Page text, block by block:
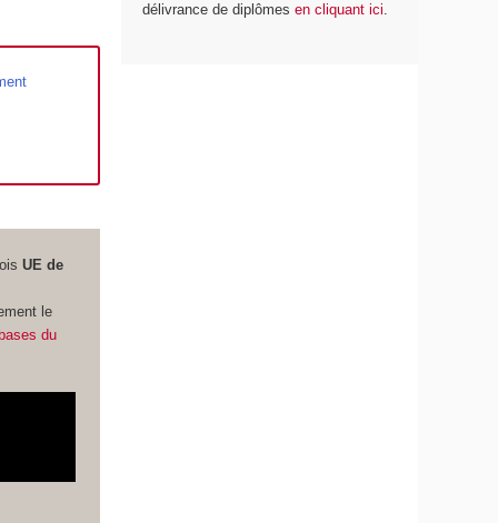
UE de
le
du
délivrance de diplômesen cliquant ici.